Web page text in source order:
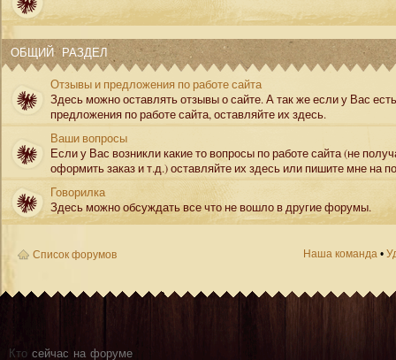
ОБЩИЙ РАЗДЕЛ
Отзывы и предложения по работе сайта
Здесь можно оставлять отзывы о сайте. А так же если у Вас есть
предложения по работе сайта, оставляйте их здесь.
Ваши вопросы
Если у Вас возникли какие то вопросы по работе сайта (не
оформить заказ и т.д.) оставляйте их здесь или пишите мне на
Говорилка
Здесь можно обсуждать все что не вошло в другие форумы.
Список форумов Наша команда •
Кто сейчас на форуме